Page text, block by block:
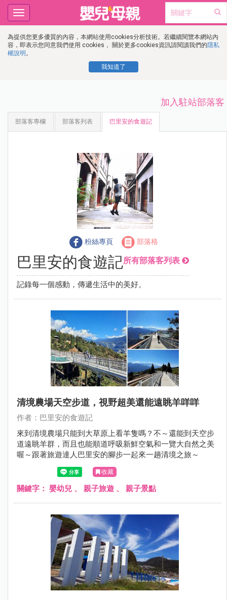
為提供您更多優質的內容，本網站使用cookies分析技術。若繼續閱覽本網站內
容，即表示您同意我們使用 cookies， 關於更多cookies資訊請閱讀我們的隱私
權說明 。
我知道了
Toggle
navigation
加入駐站部落客
部落客專欄 部落客列表 巴里安的食遊記
粉絲專頁 部落格
巴里安的食遊記所有部落客列表
記錄每一個感動，傳遞生活中的美好。
清境農場天空步道，視野超美還能遠眺羊咩咩
作者：巴里安的食遊記
來到清境農場只能到大草原上看羊隻嗎？不～還能到天空步
道遠眺羊群，而且也能順道呼吸新鮮空氣和一覽大自然之美
喔～跟著旅遊達人巴里安的腳步一起來一趟清境之旅～
收藏
關鍵字： 嬰幼兒 、 親子旅遊 、 親子景點